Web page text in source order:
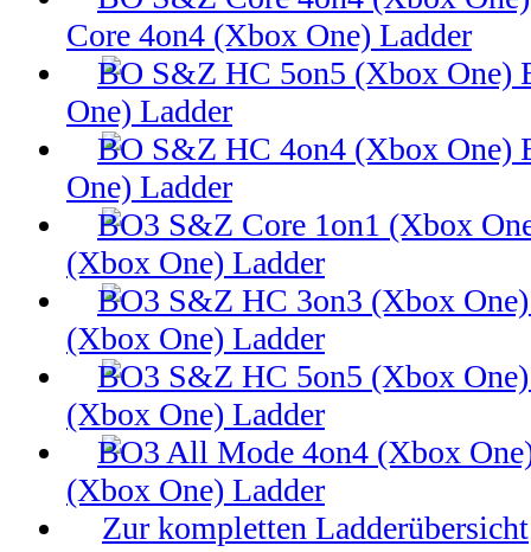
Core 4on4 (Xbox One) Ladder
One) Ladder
One) Ladder
(Xbox One) Ladder
(Xbox One) Ladder
(Xbox One) Ladder
(Xbox One) Ladder
Zur kompletten Ladderübersicht